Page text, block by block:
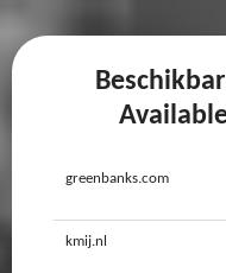
greenbanks.com
kmij.nl